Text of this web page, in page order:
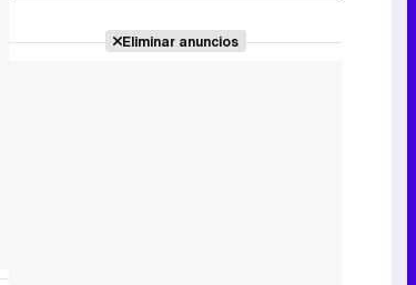
Eliminar anuncios